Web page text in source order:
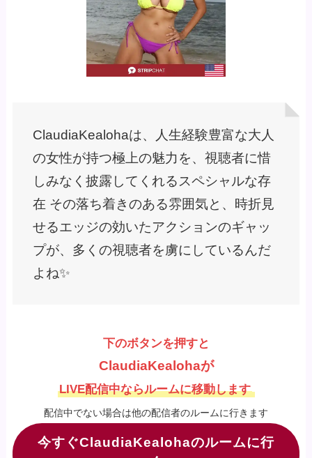
ClaudiaKealohaは、人生経験豊富な大人
の女性が持つ極上の魅力を、視聴者に惜
しみなく披露してくれるスペシャルな存
在 その落ち着きのある雰囲気と、時折見
せるエッジの効いたアクションのギャッ
プが、多くの視聴者を虜にしているんだ
よね✨
下のボタンを押すと
ClaudiaKealohaが
LIVE配信中ならルームに移動します
配信中でない場合は他の配信者のルームに行きます
今すぐClaudiaKealohaのルームに行